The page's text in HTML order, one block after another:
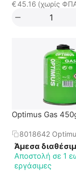
€45.16 (χωρίς
−
Optimus Gas
8018642
Άμεσα
Αποστολή σε 1
εργάσιμες